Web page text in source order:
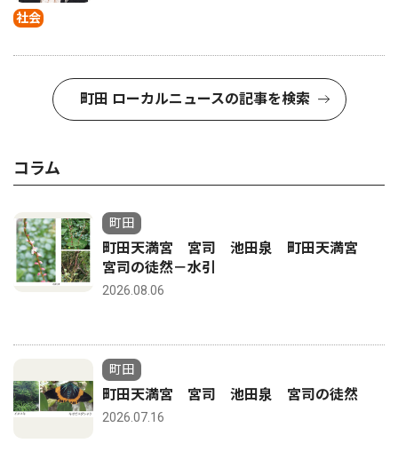
社会
町田 ローカルニュースの記事を検索
コラム
町田
町田天満宮 宮司 池田泉 町田天満宮
宮司の徒然－水引
2026.08.06
町田
町田天満宮 宮司 池田泉 宮司の徒然
2026.07.16